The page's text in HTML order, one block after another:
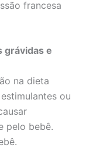
francesa
grávidas e
na dieta
ou
pelo bebê.